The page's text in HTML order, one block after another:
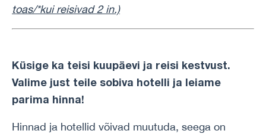
toas/*kui reisivad 2 in.)
Küsige ka teisi kuupäevi ja reisi kestvust.
Valime just teile sobiva hotelli ja leiame
parima hinna!
Hinnad ja hotellid võivad muutuda, seega on